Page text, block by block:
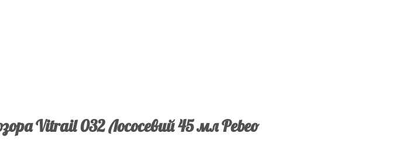
Vitrail 032 Лососевий 45 мл Pebeo